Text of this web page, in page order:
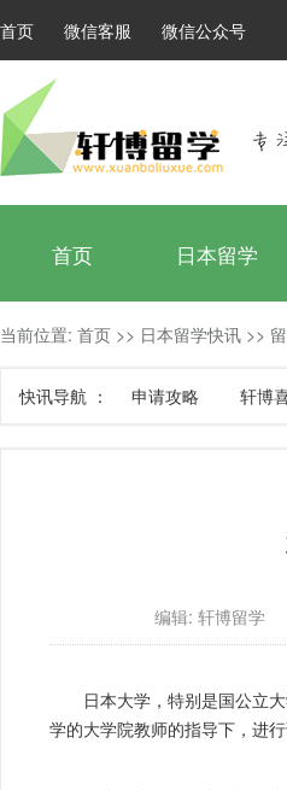
首页 微信客服 微信公众号
首页 日本留学
当前位置: 首页 >> 日本留学快讯 >>
快讯导航 ： 申请攻略 轩博
编辑: 轩博留学
日本大学，特别是国公立
学的大学院教师的指导下，进